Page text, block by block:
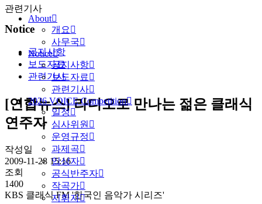
About
개요
사무국
Notice
공지사항
보도자료
관련기사
2026 VOICE Competition
일정
심사위원
운영규정
과제곡
입상자
공식반주자
작곡가
지휘자
관련기사
Notice
공지사항
보도자료
관련기사
[연합뉴스] 라디오로 만나는 젊은 클래식
연주자
작성일
2009-11-28 15:16
조회
1400
KBS 클래식 FM '한국인 음악가 시리즈'